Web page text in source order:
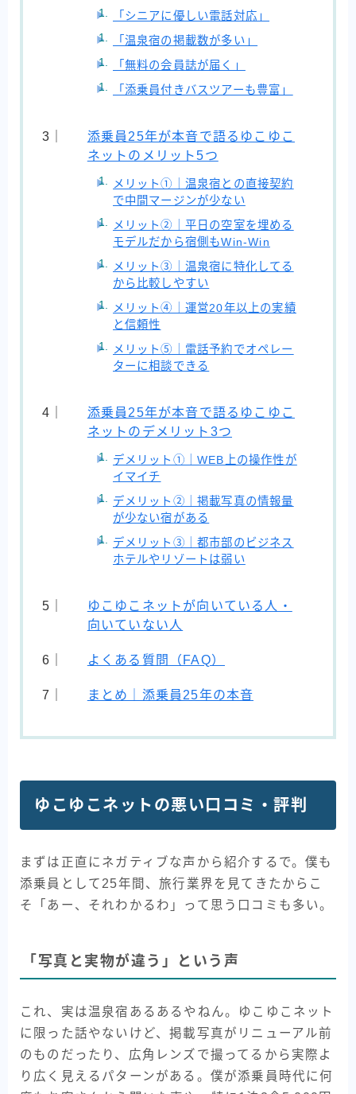
「シニアに優しい電話対応」
「温泉宿の掲載数が多い」
「無料の会員誌が届く」
「添乗員付きバスツアーも豊富」
添乗員25年が本音で語るゆこゆこ
ネットのメリット5つ
メリット①｜温泉宿との直接契約
で中間マージンが少ない
メリット②｜平日の空室を埋める
モデルだから宿側もWin-Win
メリット③｜温泉宿に特化してる
から比較しやすい
メリット④｜運営20年以上の実績
と信頼性
メリット⑤｜電話予約でオペレー
ターに相談できる
添乗員25年が本音で語るゆこゆこ
ネットのデメリット3つ
デメリット①｜WEB上の操作性が
イマイチ
デメリット②｜掲載写真の情報量
が少ない宿がある
デメリット③｜都市部のビジネス
ホテルやリゾートは弱い
ゆこゆこネットが向いている人・
向いていない人
よくある質問（FAQ）
まとめ｜添乗員25年の本音
ゆこゆこネットの悪い口コミ・評判
まずは正直にネガティブな声から紹介するで。僕も
添乗員として25年間、旅行業界を見てきたからこ
そ「あー、それわかるわ」って思う口コミも多い。
「写真と実物が違う」という声
これ、実は温泉宿あるあるやねん。ゆこゆこネット
に限った話やないけど、掲載写真がリニューアル前
のものだったり、広角レンズで撮ってるから実際よ
り広く見えるパターンがある。僕が添乗員時代に何